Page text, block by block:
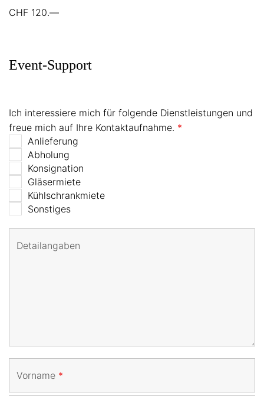
CHF 120.—
Event-Support
Ich interessiere mich für folgende Dienstleistungen und
freue mich auf Ihre Kontaktaufnahme. *
Anlieferung
Abholung
Konsignation
Gläsermiete
Kühlschrankmiete
Sonstiges
Detailangaben
Vorname *